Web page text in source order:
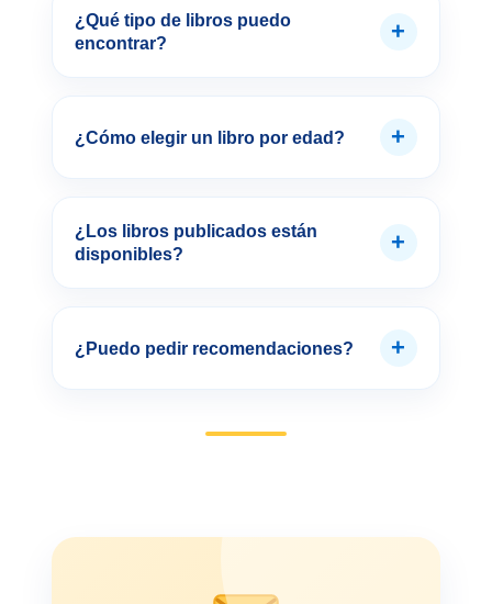
¿Qué tipo de libros puedo
encontrar?
+
¿Cómo elegir un libro por edad? +
¿Los libros publicados están
disponibles?
+
¿Puedo pedir recomendaciones? +